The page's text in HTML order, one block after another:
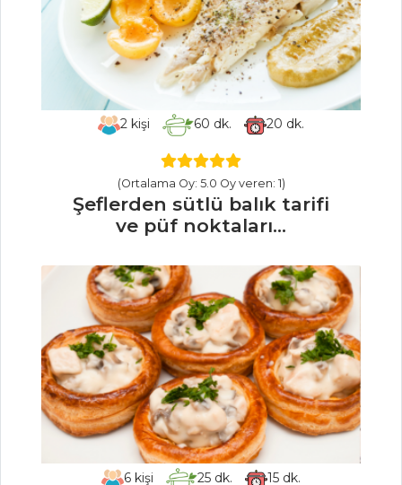
Şalgam Sulu
Ayran
Naneli Limon
Şerbeti
İçecekler Tüm
PASTA VE
TATLILAR
ÇİKOLATALI
MUFFİN
YABAN MERSİNLİ
GALETTE
İKİ RENKLİ
MEYVELİ KEK
Pasta ve Tatlılar
Tüm Tarifleri
2 kişi 60 dk. 20 dk.
(Ortalama Oy: 5.0 Oy veren: 1)
Şeflerden sütlü balık tarifi
ve püf noktaları...
6 kişi 25dk. 15dk.